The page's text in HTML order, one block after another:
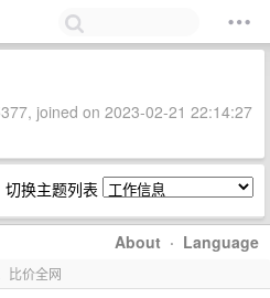
joined on 2023-02-21 22:14:27
切换主题列表
About · Language
比价全网